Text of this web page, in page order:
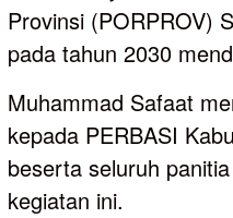
Provinsi (PORPROV)
pada tahun 2030
‎Muhammad Safaat
kepada PERBASI
beserta seluruh
kegiatan ini.